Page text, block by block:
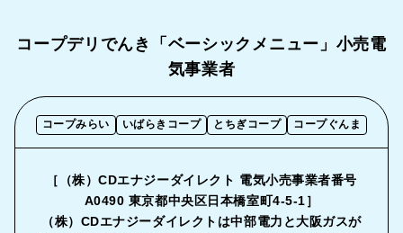
コープデリでんき「ベーシックメニュー」 小売電
気事業者
コープみらい いばらきコープ とちぎコープ コープぐんま
［（株）CDエナジーダイレクト 電気小売事業者番号
A0490 東京都中央区日本橋室町4-5-1］
（株）CDエナジーダイレクトは中部電力と大阪ガスが